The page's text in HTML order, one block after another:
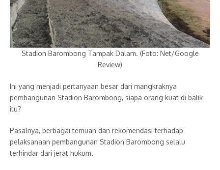
Stadion Barombong Tampak Dalam. (Foto: Net/Google
Review)
Ini yang menjadi pertanyaan besar dari mangkraknya
pembangunan Stadion Barombong, siapa orang kuat di balik
itu?
Pasalnya, berbagai temuan dan rekomendasi terhadap
pelaksanaan pembangunan Stadion Barombong selalu
terhindar dari jerat hukum.